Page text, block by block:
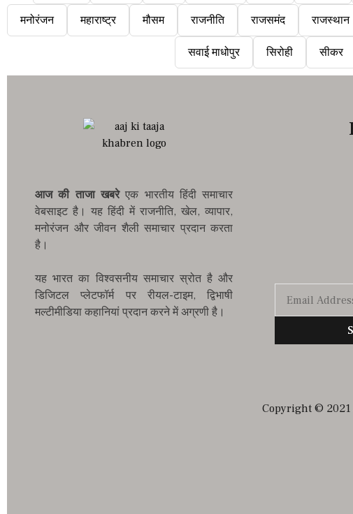
मनोरंजन महाराष्ट्र मौसम राजनीति राजसमंद राजस्थान
सवाई माधोपुर सिरोही सीकर
आज की ताजा खबरेएक भारतीय हिंदी समाचार
वेबसाइट है। यह हिंदी में राजनीति, खेल, व्यापार,
मनोरंजन और जीवन शैली समाचार प्रदान करता
है।
यह भारत का विश्वसनीय समाचार स्रोत है और
डिजिटल प्लेटफॉर्म पर रीयल-टाइम, द्विभाषी
मल्टीमीडिया कहानियां प्रदान करने में अग्रणी है।
Copyright © 2021